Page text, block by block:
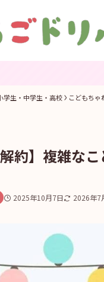
学生・中学生・高校 こどもちゃ
解約】複雑な
2025年10月7日 2026年7